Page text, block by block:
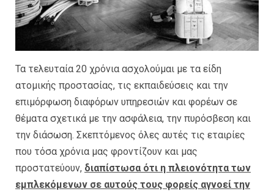
Τα τελευταία 20 χρόνια ασχολούμαι με τα είδη
ατομικής προστασίας, τις εκπαιδεύσεις και την
επιμόρφωση διαφόρων υπηρεσιών και φορέων σε
θέματα σχετικά με την ασφάλεια, την πυρόσβεση και
την διάσωση. Σκεπτόμενος όλες αυτές τις εταιρίες
που τόσα χρόνια μας φροντίζουν και μας
προστατεύουν, διαπίστωσα ότι η πλειονότητα των
εμπλεκόμενων σε αυτούς τους φορείς αγνοεί την